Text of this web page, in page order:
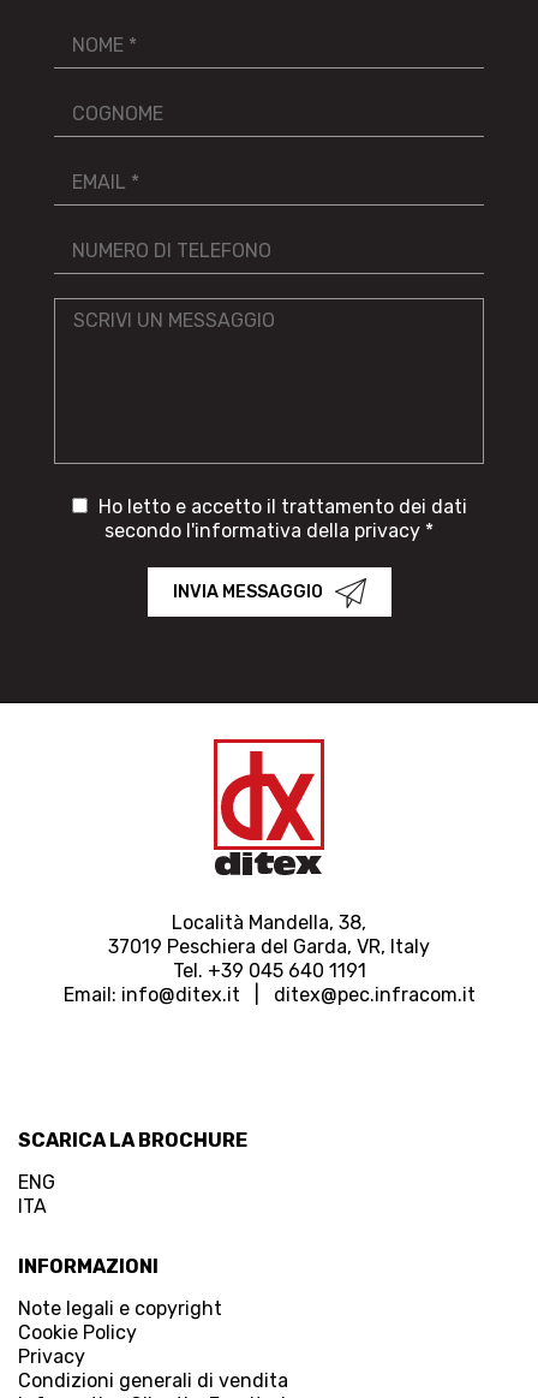
Ho letto e accetto il trattamento dei dati
secondo l'informativa della privacy *
INVIA MESSAGGIO
Località Mandella, 38,
37019 Peschiera del Garda, VR, Italy
Tel. +39 045 640 1191
Email: info@ditex.it | ditex@pec.infracom.it
SCARICA LA BROCHURE
ENG
ITA
INFORMAZIONI
Note legali e copyright
Cookie Policy
Privacy
Condizioni generali di vendita